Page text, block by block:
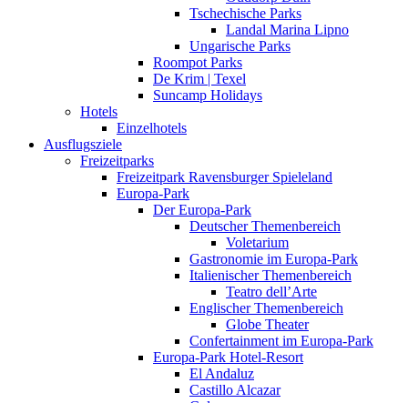
Tschechische Parks
Landal Marina Lipno
Ungarische Parks
Roompot Parks
De Krim | Texel
Suncamp Holidays
Hotels
Einzelhotels
Ausflugsziele
Freizeitparks
Freizeitpark Ravensburger Spieleland
Europa-Park
Der Europa-Park
Deutscher Themenbereich
Voletarium
Gastronomie im Europa-Park
Italienischer Themenbereich
Teatro dell’Arte
Englischer Themenbereich
Globe Theater
Confertainment im Europa-Park
Europa-Park Hotel-Resort
El Andaluz
Castillo Alcazar